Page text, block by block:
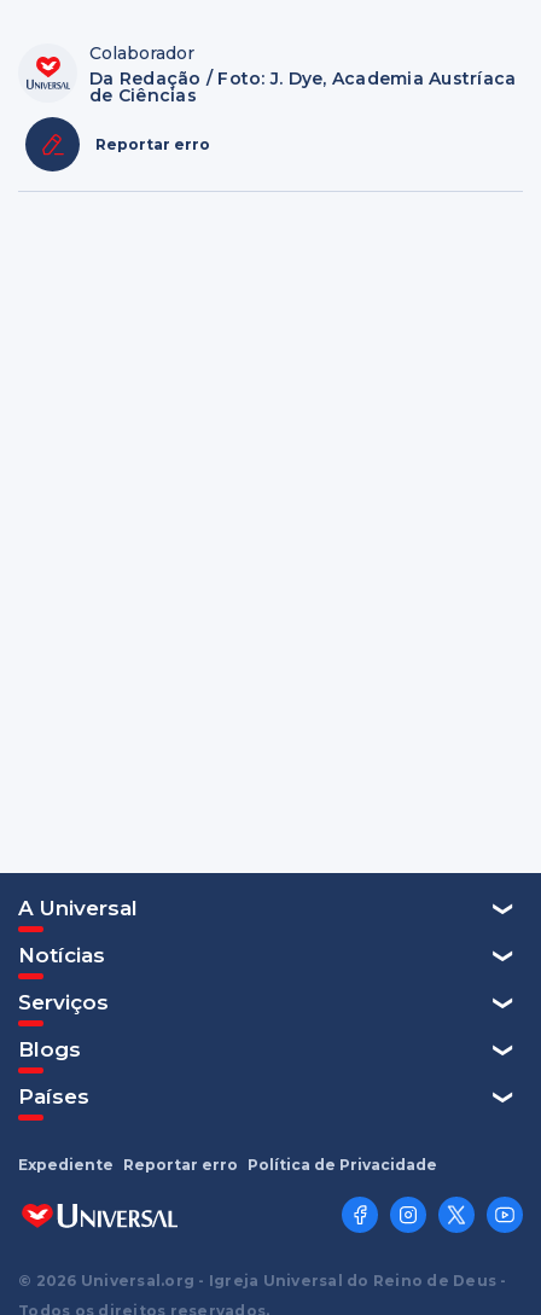
Colaborador
Da Redação / Foto: J. Dye, Academia Austríaca
de Ciências
Reportar erro
A Universal
Notícias
Serviços
Blogs
Países
© 2026 Universal.org - Igreja Universal do Reino de Deus -
Todos os direitos reservados.
Expediente Reportar erro Política de Privacidade